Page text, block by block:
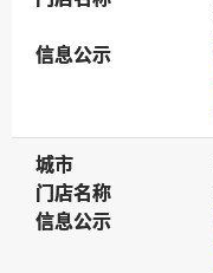
信息公示
信息公示
城市
城市
门店名称
门店名称
信息公示
信息公示